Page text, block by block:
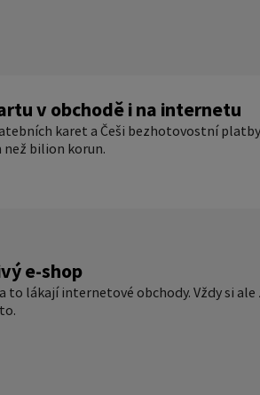
v obchodě i na internetu
karet a Češi bezhotovostní
než bilion korun.
e-shop
to lákají internetové obchody. Vždy si